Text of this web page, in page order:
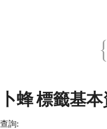
卜蜂 標籤基
查詢: